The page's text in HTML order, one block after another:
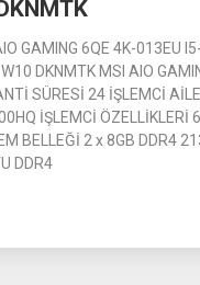
GAMING 6QE 4K-013EU
W10 DKNMTK MSI AIO
SÜRESİ 24 İŞLEMCİ
İŞLEMCİ ÖZELLİKLERİ
BELLEĞİ 2 x 8GB DDR4
DDR4